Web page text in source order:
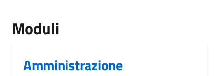
Moduli
Amministrazione